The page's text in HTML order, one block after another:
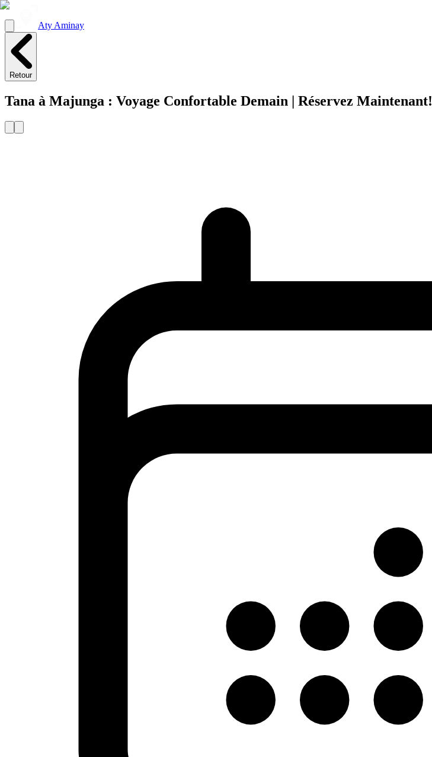
Aty Aminay
Retour
Tana à Majunga : Voyage Confortable Demain | Réservez Maintenant!